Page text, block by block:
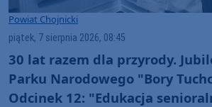
Powiat Chojnicki
piątek, 7 sierpnia 2026, 08:45
30 lat razem dla przyrody.
Parku Narodowego "Bory
Odcinek 12: "Edukacja